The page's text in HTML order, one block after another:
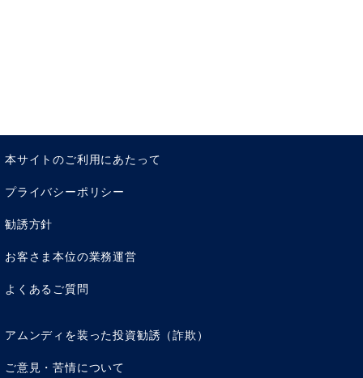
本サイトのご利用にあたって
プライバシーポリシー
勧誘方針
お客さま本位の業務運営
よくあるご質問
アムンディを装った投資勧誘（詐欺）
ご意見・苦情について